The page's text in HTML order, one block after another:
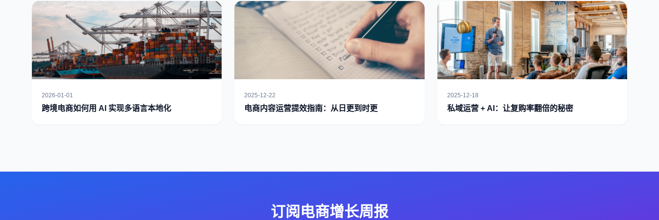
2026-01-01
跨境电商如何用 AI 实现多语言本地化
2025-12-22
电商内容运营提效指南：从日更到时更
2025-12-18
私域运营 + AI：让复购率翻倍的秘密
订阅电商增长周报